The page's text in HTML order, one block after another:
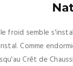
froid semble
Comme
Crêt de